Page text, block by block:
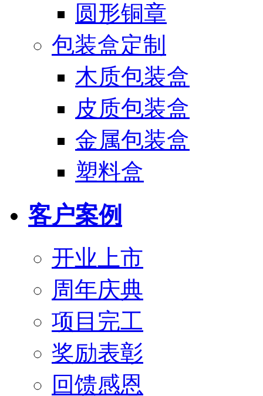
圆形铜章
包装盒定制
木质包装盒
皮质包装盒
金属包装盒
塑料盒
客户案例
开业上市
周年庆典
项目完工
奖励表彰
回馈感恩